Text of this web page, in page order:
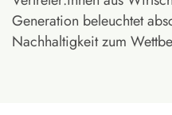
Generation beleuchtet
Nachhaltigkeit zum